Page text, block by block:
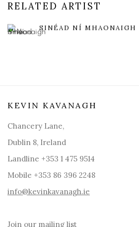
RELATED ARTIST
SINÉAD NÍ MHAONAIGH
KEVIN KAVANAGH
Chancery Lane,
Dublin 8, Ireland
Landline +353 1 475 9514
Mobile +353 86 396 2248
info@kevinkavanagh.ie
Join our mailing list